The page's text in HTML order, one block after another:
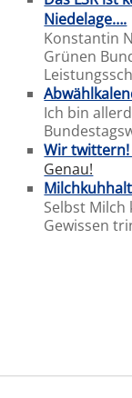
Niedelage….
Konstantin
Grünen
Ich bin
Wir
Genau!
Selbst
Gewissen